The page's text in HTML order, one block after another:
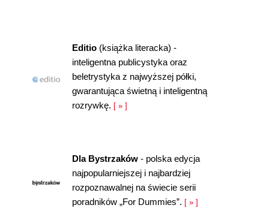
Editio (książka literacka) -
inteligentna publicystyka oraz
beletrystyka z najwyższej półki,
gwarantująca świetną i inteligentną
rozrywkę.
[ » ]
Dla Bystrzaków - polska edycja
najpopularniejszej i najbardziej
rozpoznawalnej na świecie serii
poradników „For Dummies”.
[ » ]